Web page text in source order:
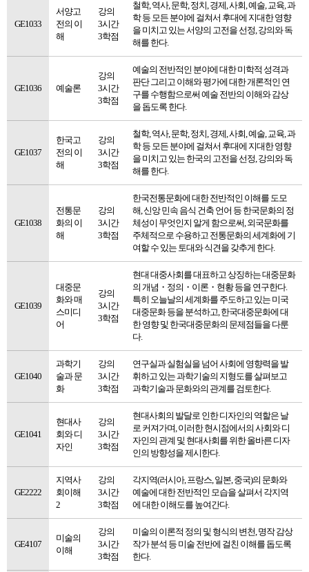
GE1033
서양고
전의 이
해
강의
3시간
3학점
철학, 역사, 문학, 정치, 경제, 사회, 예술, 교육, 과
학 등 모든 분야에 걸쳐서 후대에 지대한 영향
을 미치고 있는 서양의 고전을 선정, 강의와 독
해를 한다.
GE1036 예술론
강의
3시간
3학점
예술의 전반적인 분야에 대한 미학적 성격과
판단 그리고 이해와 평가에 대한 개론적인 연
구를 수행함으로써 예술 전반의 이해와 감상
을 돕도록 한다.
GE1037
한국고
전의 이
해
강의
3시간
3학점
철학, 역사, 문학, 정치, 경제, 사회, 예술, 교육, 과
학 등 모든 분야에 걸쳐서 후대에 지대한 영향
을 미치고 있는 한국의 고전을 선정, 강의와 독
해를 한다.
GE1038
전통문
화의 이
해
강의
3시간
3학점
한국전통문화에 대한 전반적인 이해를 도모
해, 신앙 민속 음식 건축 언어 등 한국문화의 정
체성이 무엇인지 알게 함으로써, 외국문화를
주체적으로 수용하고 전통문화의 세계화에 기
여할 수 있는 토대와 식견을 갖추게 한다.
GE1039
대중문
화와 매
스미디
어
강의
3시간
3학점
현대 대중사회를 대표하고 상징하는 대중문화
의 개념・정의・이론・현황 등을 연구한다.
특히 오늘날의 세계화를 주도하고 있는 미국
대중문화 등을 분석하고, 한국대중문화에 대
한 영향 및 한국대중문화의 문제점들을 다룬
다.
GE1040
과학기
술과 문
화
강의
3시간
3학점
연구실과 실험실을 넘어 사회에 영향력을 발
휘하고 있는 과학기술의 지형도를 살펴보고
과학기술과 문화와의 관계를 검토한다.
GE1041
현대사
회와 디
자인
강의
3시간
3학점
현대사회의 발달로 인한 디자인의 역할은 날
로 커져가며, 이러한 현시점에서의 사회와 디
자인의 관계 및 현대사회를 위한 올바른 디자
인의 방향성을 제시한다.
GE2222
지역사
회이해
2
강의
3시간
3학점
각지역(러시아, 프랑스, 일본, 중국)의 문화와
예술에 대한 전반적인 모습을 살펴서 각지역
에 대한 이해도를 높여간다.
GE4107
미술의
이해
강의
3시간
3학점
미술의 이론적 정의 및 형식의 변천, 명작 감상
작가 분석 등 미술 전반에 걸친 이해를 돕도록
한다.